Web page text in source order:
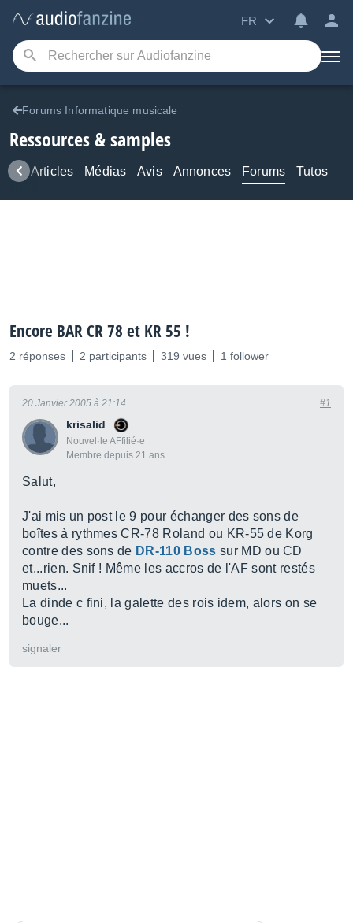
FR
Forums Informatique musicale
Ressources & samples
Articles Médias Avis Annonces Forums Tutos
Encore BAR CR 78 et KR 55 !
2 réponses 2 participants 319 vues 1 follower
krisalid
Nouvel·le AFfilié·e
Membre depuis 21 ans
20 Janvier 2005 à 21:14 #1
Salut,
J'ai mis un post le 9 pour échanger des sons de
boîtes à rythmes CR-78 Roland ou KR-55 de Korg
contre des sons de DR-110 Boss sur MD ou CD
et...rien. Snif ! Même les accros de l'AF sont restés
muets...
La dinde c fini, la galette des rois idem, alors on se
bouge...
signaler